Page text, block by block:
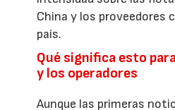
China y los proveedores
país.
Qué significa esto
y los operadores
Aunque las primeras